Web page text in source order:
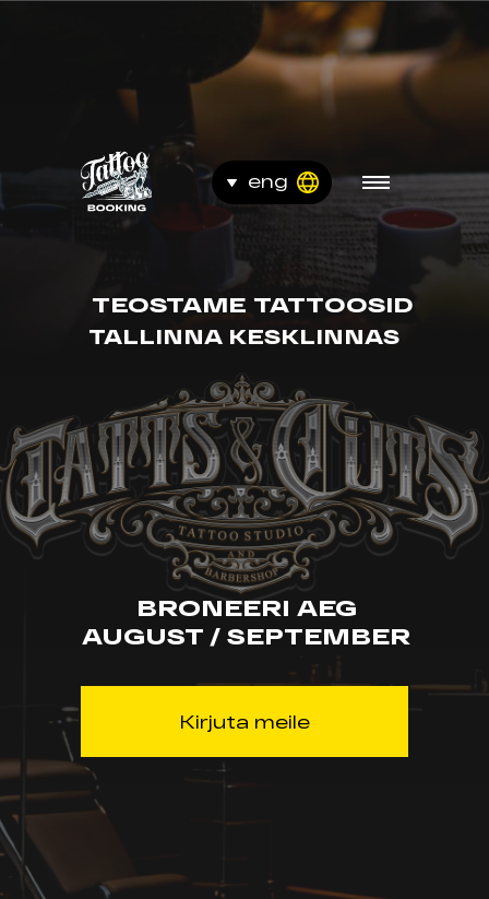
est
rus
Kirjuta meile
eng
TEOSTAME TATTOOSID
TALLINNA KESKLINNAS
BRONEERI AEG
AUGUST / SEPTEMBER